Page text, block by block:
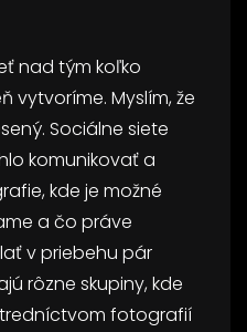
nad tým koľko
vytvoríme. Myslím, že
Sociálne siete
komunikovať a
kde je možné
a čo práve
v priebehu pár
rôzne skupiny, kde
fotografií